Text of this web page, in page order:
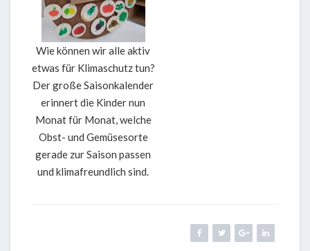
Wie können wir alle aktiv
etwas für Klimaschutz tun?
Der große Saisonkalender
erinnert die Kinder nun
Monat für Monat, welche
Obst- und Gemüsesorte
gerade zur Saison passen
und klimafreundlich sind.